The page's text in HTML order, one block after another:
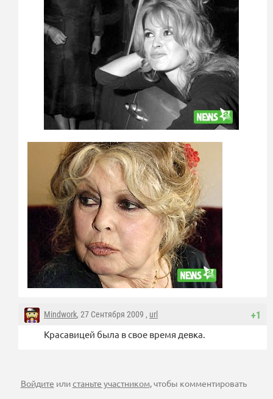
+1
Mindwork, 27 Сентября 2009 , url
Красавицей была в свое время девка.
Войдите илистаньте участником, чтобы комментировать